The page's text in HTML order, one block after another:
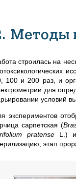
Методы
строилась на
100 и 200 раз, и
для
условий
экспериментов
сарпетская (
pratenseL.) и
этап